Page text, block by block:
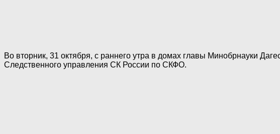
Во вторник, 31 октября, с раннего утра в домах главы Минобрнауки
Следственного управления СК России по СКФО.